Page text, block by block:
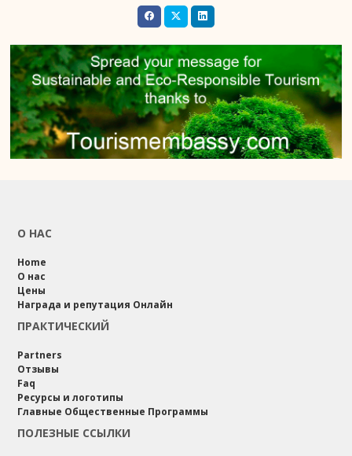
О НАС
Home
О нас
Цены
Награда и репутация Онлайн
ПРАКТИЧЕСКИЙ
Partners
Отзывы
Faq
Ресурсы и логотипы
Главные Общественные Программы
ПОЛЕЗНЫЕ ССЫЛКИ